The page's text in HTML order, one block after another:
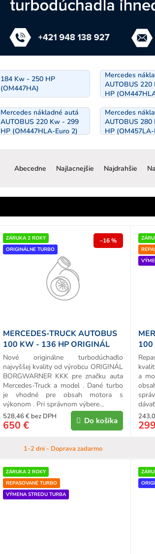
184 Kw - 250 HP
(OM447HA)
Mercedes
AUTOBUS
HP
Mercedes nákladné autá
AUTOBUS 220 Kw - 299
HP (OM447HLA-Euro 2)
Mercedes
AUTOBUS
HP (OM457LA-
n
p
r
o
Abecedne Najlacnejšie Najdrahšie
ZÁRUKA 2 ROKY
ORIGINÁLNE TURBO
–16 %
MERCEDES-TRUCK AUTOBUS
100 KW - 136 HP ORIGINÁL
TURBO
1-2 dni - Doprava zadarmo
528,46 € bez DPH
650 € Do košíka
Nové originálne turbodúchadlo
najvyššej kvality od výrobcu ORIGINÁL
BORGWARNER KKK pre značku auta
Mercedes-Truck a model . Dané turbo
je vhodné pre obsah motora s
výkonom . Pri správnom výbere...
100
a
ZÁRUKA 2 ROKY
REPASOVANÉ TURBO
VÝMENA STREDU TURBA